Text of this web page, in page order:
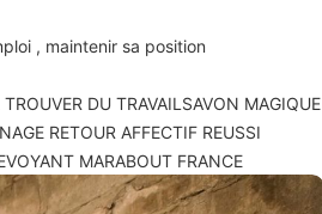
, maintenir sa position
DU TRAVAIL SAVON MAGIQUE
RETOUR AFFECTIF REUSSI
VOYANT MARABOUT FRANCE